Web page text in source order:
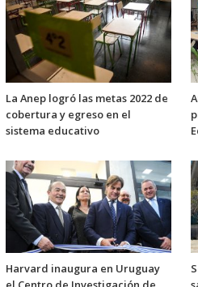
La Anep logró las metas 2022 de
cobertura y egreso en el
sistema educativo
Harvard inaugura en Uruguay